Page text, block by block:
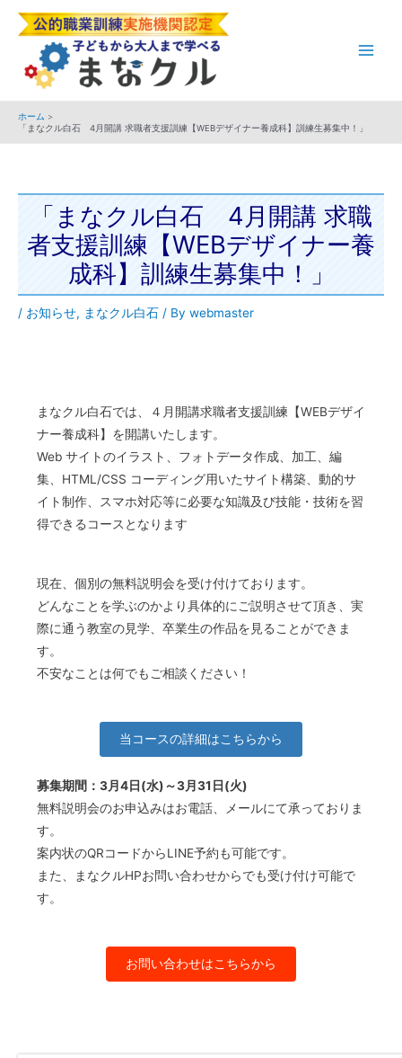
キ
プ
ホーム
「まなクル白石 4月開講 求職者支援訓練【WEBデザイナー養成科】訓練生募集中！」
「まなクル白石 4月開講 求職
者支援訓練【WEBデザイナー養
成科】訓練生募集中！」
/ お知らせ, まなクル白石 / By webmaster
まなクル白石では、４月開講求職者支援訓練【WEBデザイ
ナー養成科】を開講いたします。
Web サイトのイラスト、フォトデータ作成、加工、編
集、HTML/CSS コーディング用いたサイト構築、動的サ
イト制作、スマホ対応等に必要な知識及び技能・技術を習
得できるコースとなります
現在、個別の無料説明会を受け付けております。
どんなことを学ぶのかより具体的にご説明させて頂き、実
際に通う教室の見学、卒業生の作品を見ることができま
す。
不安なことは何でもご相談ください！
当コースの詳細はこちらから
募集期間：3月4日(水)～3月31日(火)
無料説明会のお申込みはお電話、メールにて承っておりま
す。
案内状のQRコードからLINE予約も可能です。
また、まなクルHPお問い合わせからでも受け付け可能で
す。
お問い合わせはこちらから
Post
navigation